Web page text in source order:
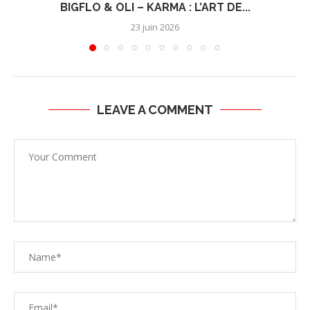
BIGFLO & OLI – KARMA : L’ART DE...
23 juin 2026
LEAVE A COMMENT